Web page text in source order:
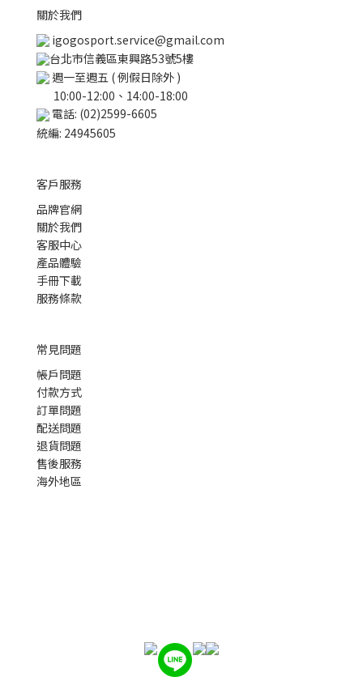
關於我們
igogosport.service@gmail.com
台北市信義區東興路53號5樓
週一至週五 ( 例假日除外 )
10:00-12:00、14:00-18:00
電話: (02)2599-6605
統編: 24945605
客戶服務
品牌官網
關於我們
客服中心
產品體驗
手冊下載
服務條款
常見問題
帳戶問題
付款方式
訂單問題
配送問題
退貨問題
售後服務
海外地區